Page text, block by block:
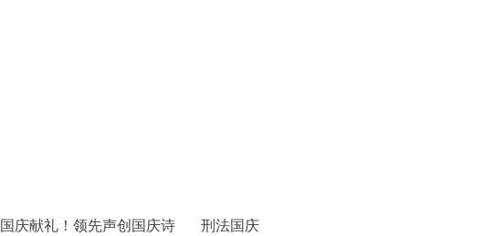
国庆献礼！领先声创国庆诗
刑法国庆